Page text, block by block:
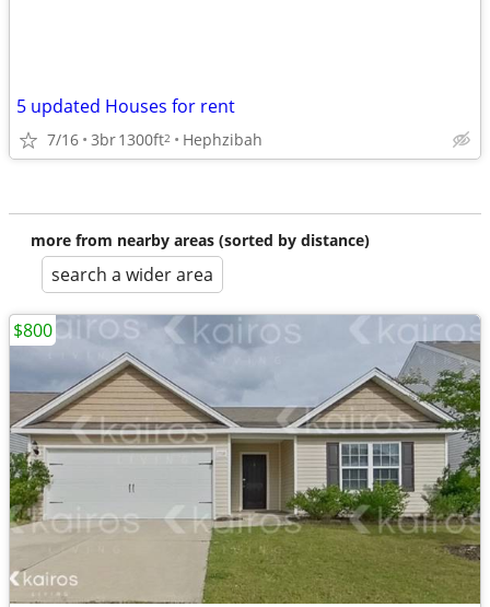
5 updated Houses for rent
7/16 3br1300ft2 Hephzibah
more from nearby areas (sorted by distance)
search a wider area
$800